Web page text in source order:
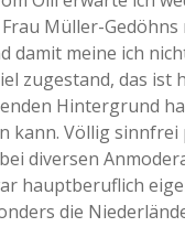
Müller-
damit meine ich
zugestand, das ist
Hintergrund
kann. Völlig
diversen
hauptberuflich
die